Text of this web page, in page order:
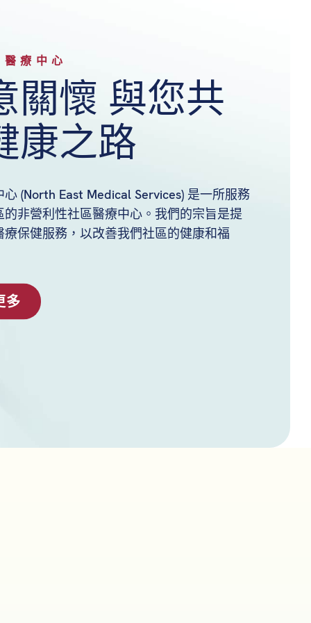
療中心
關懷 與您共
康之路
心 (North East Medical Services) 是一所服務
的非營利性社區醫療中心。我們的宗旨是提
療保健服務，以改善我們社區的健康和福
多